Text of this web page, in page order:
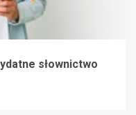
słownictwo